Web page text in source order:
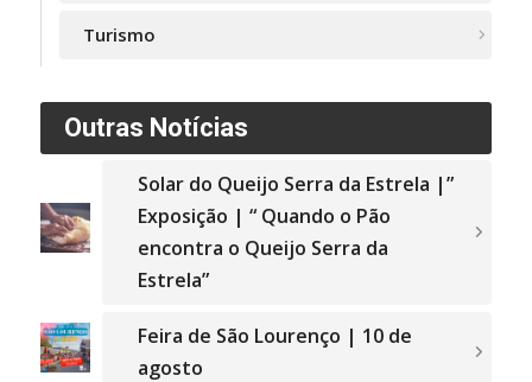
Turismo
Outras Notícias
Solar do Queijo Serra da Estrela |”
Exposição | “ Quando o Pão
encontra o Queijo Serra da
Estrela”
Feira de São Lourenço | 10 de
agosto